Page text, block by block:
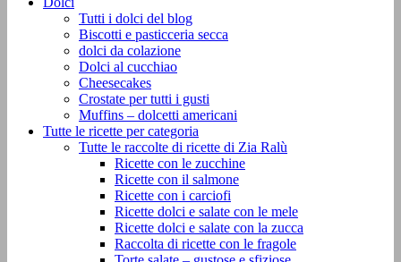
Tutti i dolci del blog
Biscotti e pasticceria secca
dolci da colazione
Dolci al cucchiao
Cheesecakes
Crostate per tutti i gusti
Muffins – dolcetti americani
Tutte le ricette per categoria
Tutte le raccolte di ricette di Zia Ralù
Ricette con le zucchine
Ricette con il salmone
Ricette con i carciofi
Ricette dolci e salate con le mele
Ricette dolci e salate con la zucca
Raccolta di ricette con le fragole